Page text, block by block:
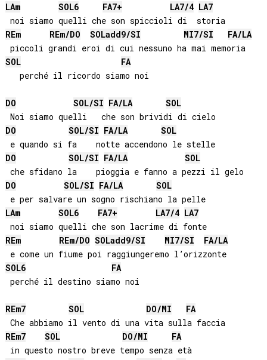
LAm SOL6 FA7+ LA7/4 LA7
noi siamo quelli che son spiccioli di  storia
REm REm/DO SOLadd9/SI MI7/SI FA/LA
piccoli grandi eroi di cui nessuno ha mai memoria
SOL
FA
   perché il ricordo siamo noi
DO SOL/SI FA/LA
SOL
DO
SOL/SI FA/LA
SOL
e quando si fa    notte accendono le stelle
DO
SOL/SI FA/LA
SOL
DO
SOL/SI FA/LA
SOL
e per salvare un sogno rischiano la pelle
LAm SOL6 FA7+ LA7/4 LA7
noi siamo quelli che son lacrime di fonte
REm REm/DO SOLadd9/SI MI7/SI FA/LA
e come un fiume poi raggiungeremo l’orizzonte
SOL6
FA
perché il destino siamo noi
REm7 SOL DO/MI
FA
Che abbiamo il vento di una vita sulla faccia
REm7 SOL DO/MI
FA
in questo nostro breve tempo senza età